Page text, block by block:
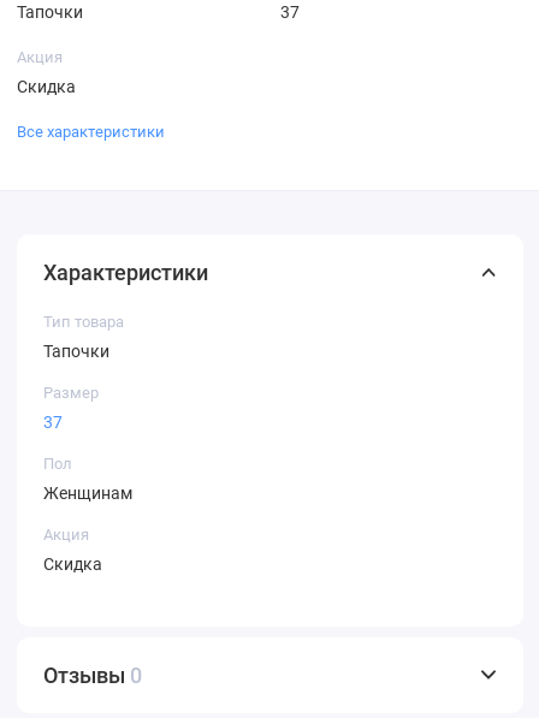
Тапочки 37
Акция
Скидка
Все характеристики
Характеристики
Тип товара
Тапочки
Размер
37
Пол
Женщинам
Акция
Скидка
Отзывы 0